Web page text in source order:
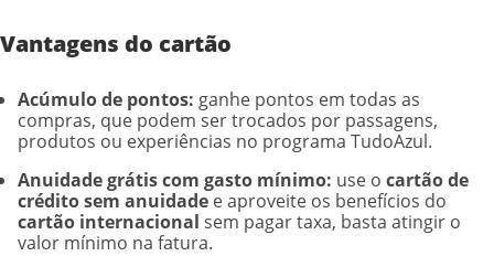
Vantagens do cartão
Acúmulo de pontos: ganhe pontos em todas as
compras, que podem ser trocados por passagens,
produtos ou experiências no programa TudoAzul.
Anuidade grátis com gasto mínimo: use o cartão de
crédito sem anuidade e aproveite os benefícios do
cartão internacional sem pagar taxa, basta atingir o
valor mínimo na fatura.